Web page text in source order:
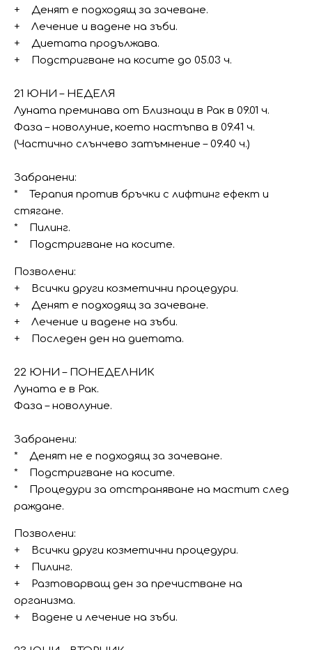
+ Денят е подходящ за зачеване.
+ Лечение и вадене на зъби.
+ Диетата продължава.
+ Подстригване на косите до 05.03 ч.
21 ЮНИ – НЕДЕЛЯ
Луната преминава от Близнаци в Рак в 09.01 ч.
Фаза – новолуние, което настъпва в 09.41 ч.
(Частично слънчево затъмнение – 09.40 ч.)
Забранени:
* Терапия против бръчки с лифтинг ефект и
стягане.
* Пилинг.
* Подстригване на косите.
Позволени:
+ Всички други козметични процедури.
+ Денят е подходящ за зачеване.
+ Лечение и вадене на зъби.
+ Последен ден на диетата.
22 ЮНИ – ПОНЕДЕЛНИК
Луната е в Рак.
Фаза – новолуние.
Забранени:
* Денят не е подходящ за зачеване.
* Подстригване на косите.
* Процедури за отстраняване на мастит след
раждане.
Позволени:
+ Всички други козметични процедури.
+ Пилинг.
+ Разтоварващ ден за пречистване на
организма.
+ Вадене и лечение на зъби.